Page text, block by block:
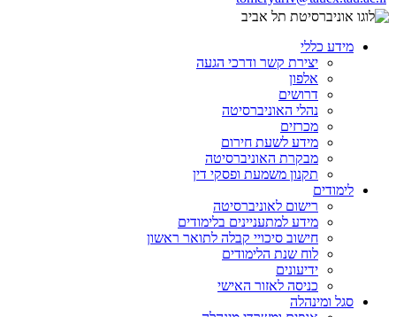
מידע כללי
יצירת קשר ודרכי הגעה
אלפון
דרושים
נהלי האוניברסיטה
מכרזים
מידע לשעת חירום
מבקרת האוניברסיטה
תקנון משמעת ופסקי דין
לימודים
רישום לאוניברסיטה
מידע למתעניינים בלימודים
חישוב סיכויי קבלה לתואר ראשון
לוח שנת הלימודים
ידיעונים
כניסה לאזור האישי
סגל ומינהלה